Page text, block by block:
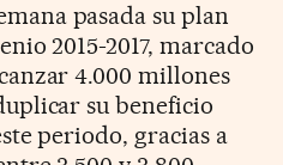
pasada su plan
2015-2017, marcado
4.000 millones
su beneficio
periodo, gracias a